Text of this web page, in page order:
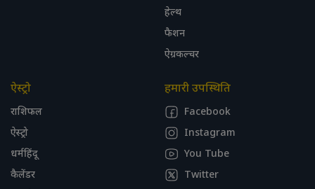
हेल्थ
फैशन
ऐग्रकल्चर
ऐस्ट्रो
राशिफल
ऐस्ट्रो
धर्महिंदू
कैलेंडर
हमारी उपस्थिति
Facebook
Instagram
You Tube
Twitter